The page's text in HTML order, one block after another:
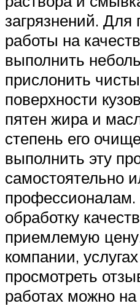
загрязнений. Для
работы на
выполнить
прислонить
поверхности
пятен жира и
степень его
выполнить эту
самостоятельно
обработку
приемлемую
компании,
просмотреть
работах можно